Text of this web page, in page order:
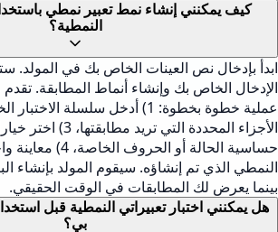
كيف يمكنني إنشاء نمط تعبير نمطي
النمطية؟
ابدأ بإدخال نص العينات الخاص بك في المولد.
الإدخال الخاص بك وإنشاء أنماط المطابقة.
الأجزاء المحددة التي
حساسية الحالة أو
النمطي الذي تم إنشاؤه. سيقوم المولد بإنشاء
بينما يعرض لك المطابقات في الوقت الحقيقي.
هل يمكنني اختبار تعبيراتي النمطية قبل
بي؟